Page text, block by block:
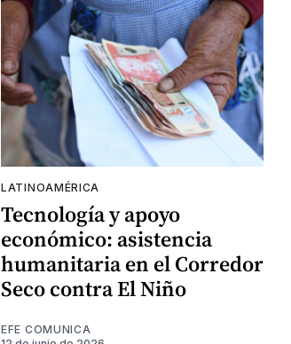
LATINOAMÉRICA
Tecnología y apoyo
económico: asistencia
humanitaria en el Corredor
Seco contra El Niño
EFE COMUNICA